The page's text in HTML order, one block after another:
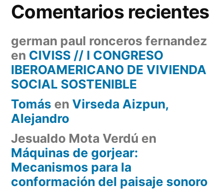
Comentarios recientes
german paul ronceros fernandez
en CIVISS // I CONGRESO
IBEROAMERICANO DE VIVIENDA
SOCIAL SOSTENIBLE
Tomás en Virseda Aizpun,
Alejandro
Jesualdo Mota Verdú en
Máquinas de gorjear:
Mecanismos para la
conformación del paisaje sonoro